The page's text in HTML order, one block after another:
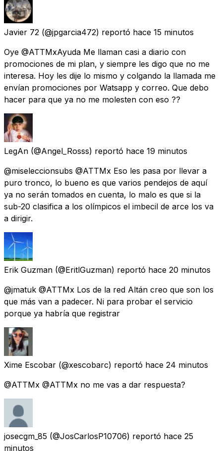
Javier 72 (@jpgarcia472) reportó hace 15 minutos
Oye @ATTMxAyuda Me llaman casi a diario con
promociones de mi plan, y siempre les digo que no me
interesa. Hoy les dije lo mismo y colgando la llamada me
envían promociones por Watsapp y correo. Que debo
hacer para que ya no me molesten con eso ??
LegAn (@Angel_Rosss) reportó hace 19 minutos
@miseleccionsubs @ATTMx Eso les pasa por llevar a
puro tronco, lo bueno es que varios pendejos de aquí
ya no serán tomados en cuenta, lo malo es que si la
sub-20 clasifica a los olímpicos el imbecil de arce los va
a dirigir.
Erik Guzman (@EritlGuzman) reportó hace 20 minutos
@jmatuk @ATTMx Los de la red Altán creo que son los
que más van a padecer. Ni para probar el servicio
porque ya habría que registrar
Xime Escobar (@xescobarc) reportó hace 24 minutos
@ATTMx @ATTMx no me vas a dar respuesta?
josecgm_85 (@JosCarlosP10706) reportó hace 25
minutos